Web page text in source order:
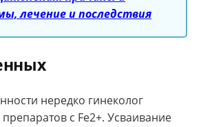
лечение и последствия
нередко гинеколог
с Fe2+. Усваивание